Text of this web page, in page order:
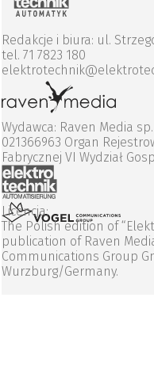
Redakcje i biura: ul.
tel. 71 7823 180
Wydawca: Raven Media sp.
021366963 Organ
Fabrycznej VI Wydział
Licencja:
The Polish edition of
publication of Raven
Communications Group
Wurzburg/Germany.